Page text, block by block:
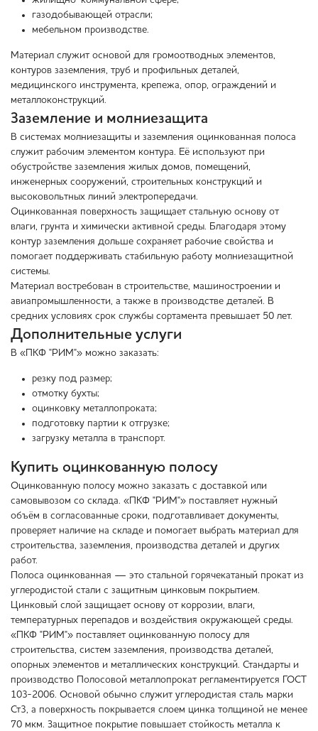
газодобывающей отрасли;
мебельном производстве.
Материал служит основой для громоотводных элементов,
контуров заземления, труб и профильных деталей,
медицинского инструмента, крепежа, опор, ограждений и
металлоконструкций.
Заземление и молниезащита
В системах молниезащиты и заземления оцинкованная полоса
служит рабочим элементом контура. Её используют при
обустройстве заземления жилых домов, помещений,
инженерных сооружений, строительных конструкций и
высоковольтных линий электропередачи.
Оцинкованная поверхность защищает стальную основу от
влаги, грунта и химически активной среды. Благодаря этому
контур заземления дольше сохраняет рабочие свойства и
помогает поддерживать стабильную работу молниезащитной
системы.
Материал востребован в строительстве, машиностроении и
авиапромышленности, а также в производстве деталей. В
средних условиях срок службы сортамента превышает 50 лет.
Дополнительные услуги
В «ПКФ "РИМ"» можно заказать:
резку под размер;
отмотку бухты;
оцинковку металлопроката;
подготовку партии к отгрузке;
загрузку металла в транспорт.
Купить оцинкованную полосу
Оцинкованную полосу можно заказать с доставкой или
самовывозом со склада. «ПКФ "РИМ"» поставляет нужный
объём в согласованные сроки, подготавливает документы,
проверяет наличие на складе и помогает выбрать материал для
строительства, заземления, производства деталей и других
работ.
Полоса оцинкованная — это стальной горячекатаный прокат из
углеродистой стали с защитным цинковым покрытием.
Цинковый слой защищает основу от коррозии, влаги,
температурных перепадов и воздействия окружающей среды.
«ПКФ "РИМ"» поставляет оцинкованную полосу для
строительства, систем заземления, производства деталей,
опорных элементов и металлических конструкций. Стандарты и
производство Полосовой металлопрокат регламентируется ГОСТ
103-2006. Основой обычно служит углеродистая сталь марки
Ст3, а поверхность покрывается слоем цинка толщиной не менее
70 мкм. Защитное покрытие повышает стойкость металла к